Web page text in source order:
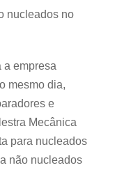
nucleados no
a empresa
mesmo dia,
e
Mecânica
para nucleados
não nucleados